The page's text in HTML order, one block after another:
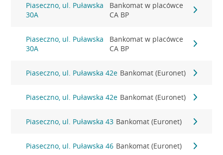
Piaseczno, ul. Puławska
30A
Bankomat w placówce
CA BP
Piaseczno, ul. Puławska
30A
Bankomat w placówce
CA BP
Piaseczno, ul. Puławska 42e Bankomat (Euronet)
Piaseczno, ul. Puławska 42e Bankomat (Euronet)
Piaseczno, ul. Puławska 43 Bankomat (Euronet)
Piaseczno, ul. Puławska 46 Bankomat (Euronet)